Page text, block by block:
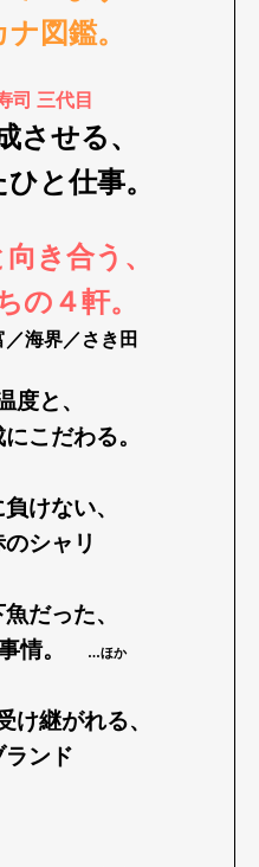
Lifestyle
Magazine
Pen tw
図鑑。
司 三代目
させる、
と仕事。
き合う、
の４軒。
海界／さき田
度と、
こだわる。
けない、
シャリ
だった、
情。
…ほか
け継がれる、
ンド